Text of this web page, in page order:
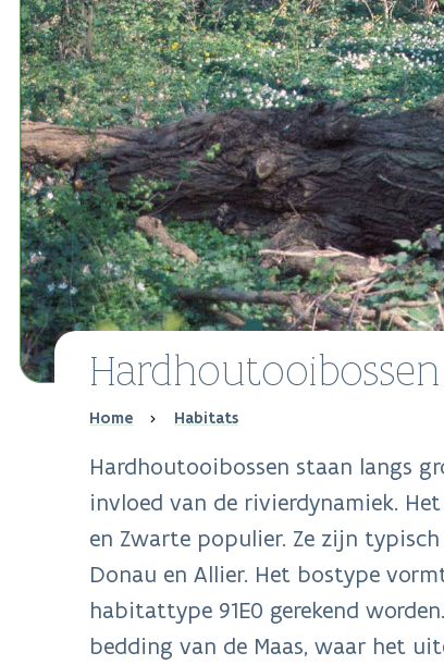
Hardhoutooibossen
Breadcrumb
Home Habitats
Hardhoutooibossen staan langs
invloed van de rivierdynamiek.
en Zwarte populier. Ze zijn
Donau en Allier. Het bostype
habitattype 91E0 gerekend
bedding van de Maas, waar het